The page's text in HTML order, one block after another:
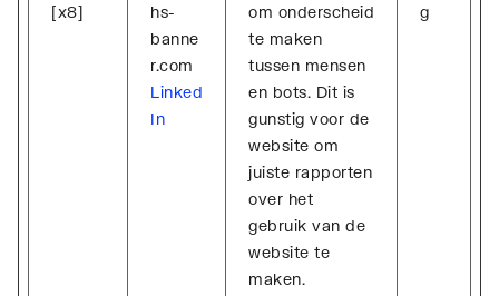
[x8]
hs-
banne
r.com
Linked
In
om onderscheid
te maken
tussen mensen
en bots. Dit is
gunstig voor de
website om
juiste rapporten
over het
gebruik van de
website te
maken.
g